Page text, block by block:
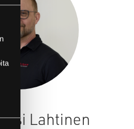
Lahtinen